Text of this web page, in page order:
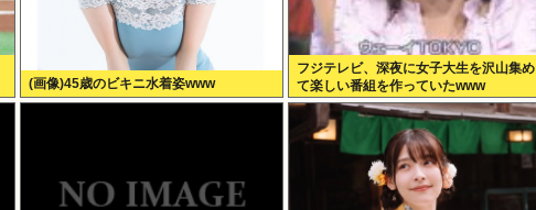
(画像)45歳のビキニ水着姿www
フジテレビ、深夜に女子大生を沢山集め
て楽しい番組を作っていたwww